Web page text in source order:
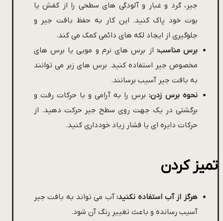
جیر، گرد و غبار و آلودگی های سطحی را از کفش یا
بوت خود پاک کنید. این کار به حفظ بافت جیر و
جلوگیری از ایجاد لکه های دائمی کمک می کند.
برس مناسب: از برس های نرم و مویی یا برس های
مخصوص جیر استفاده کنید. برس های زبر می توانند
به بافت جیر آسیب برسانند.
نحوه برس زدن: برس را به آرامی و با حرکات رفت و
برگشتی در یک جهت روی سطح جیر حرکت دهید. از
حرکات دایره ای یا فشار زیاد خودداری کنید.
تمیز کردن
هرگز از آب استفاده نکنید:آب می تواند به بافت جیر
آسیب رسانده و باعث تغییر رنگ آن شود.